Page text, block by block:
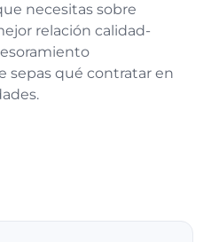
necesitas sobre
relación calidad-
sepas qué contratar en